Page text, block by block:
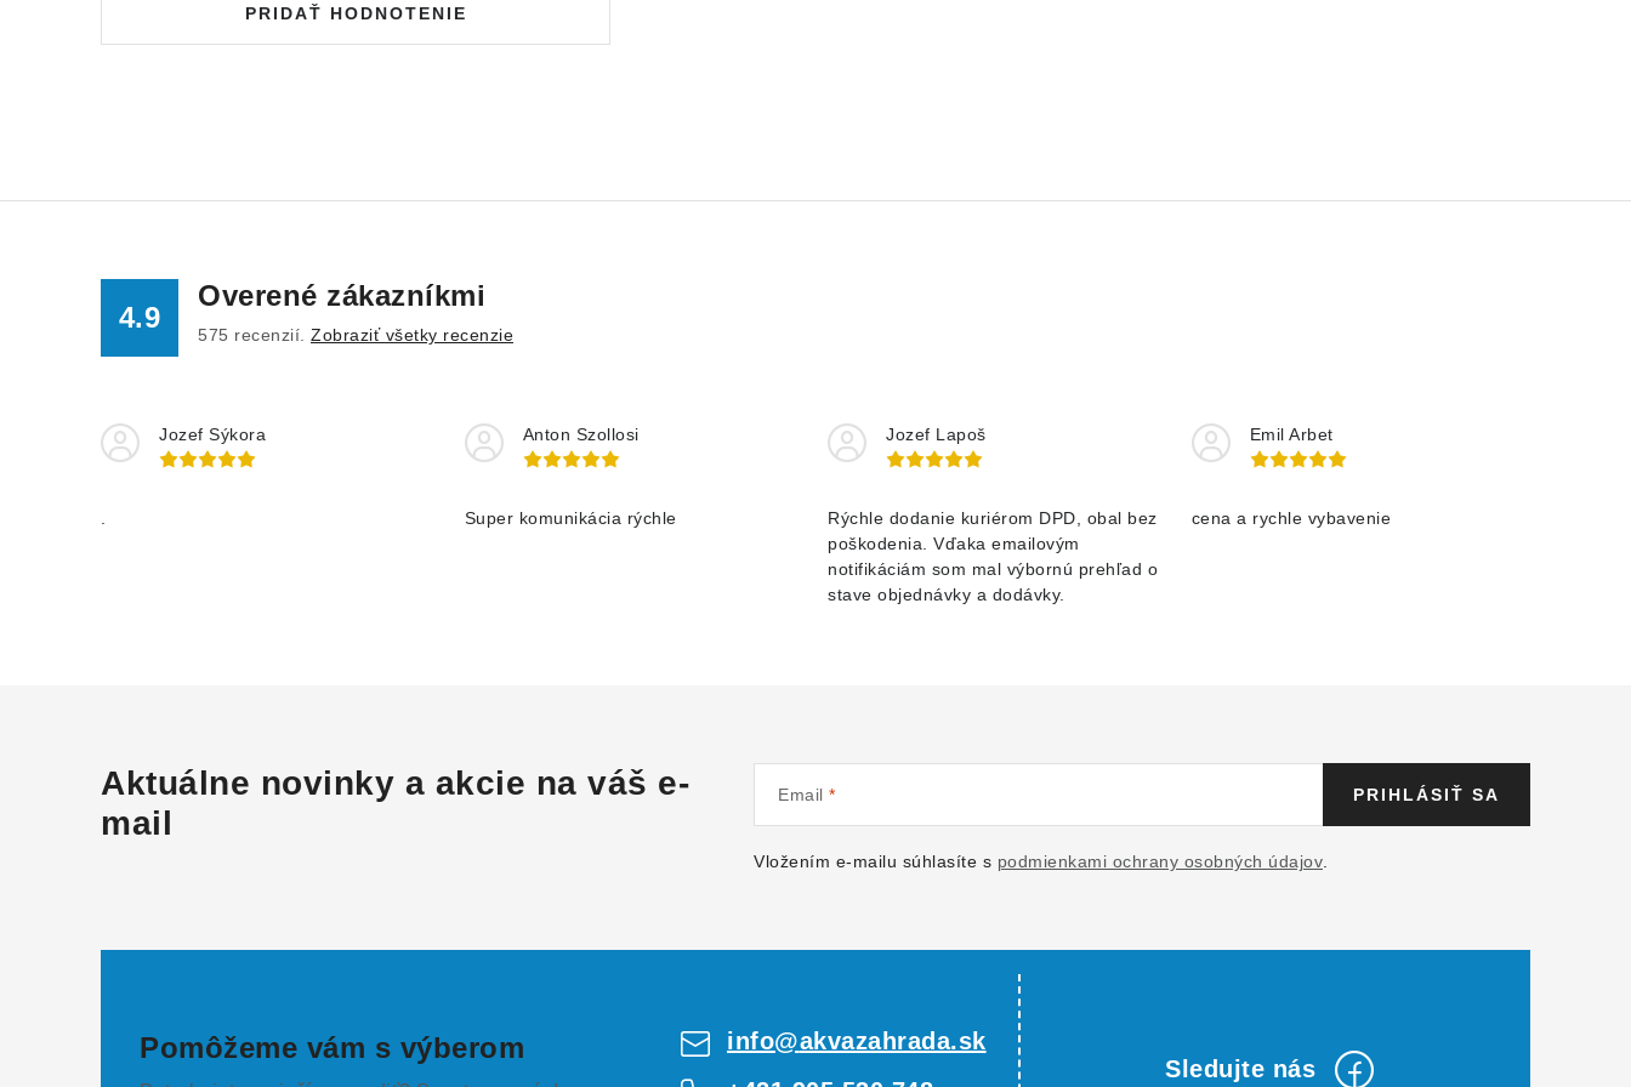
PRIDAŤ HODNOTENIE
4.9
Overené zákazníkmi
575 recenzií. Zobraziť všetky recenzie
Jozef Sýkora Anton Szollosi
Super komunikácia rýchle
Jozef Lapoš
Rýchle dodanie kuriérom DPD, obal bez
poškodenia. Vďaka emailovým
notifikáciám som mal výbornú prehľad o
stave objednávky a dodávky.
Emil Arbet
cena a rychle vybavenie
Aktuálne novinky a akcie na váš e-
mail
Email
Vložením e-mailu súhlasíte s podmienkami ochrany osobných údajov
PRIHLÁSIŤ SA
Pomôžeme vám s výberom info@akvazahrada.sk